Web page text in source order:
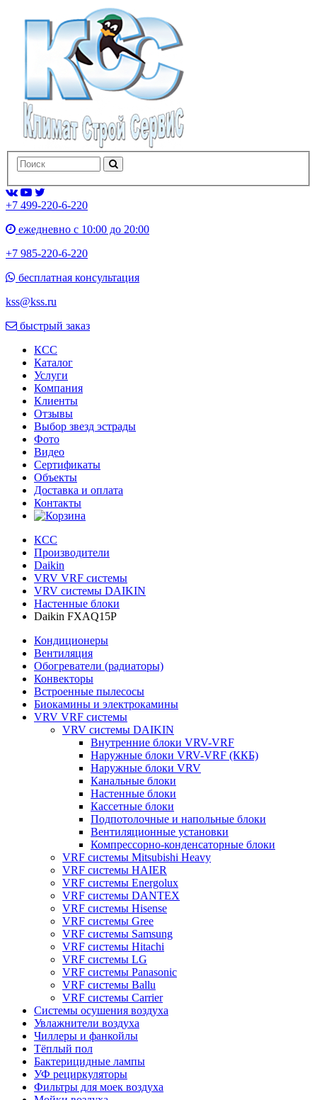
+7 499-220-6-220
ежедневно с 10:00 до 20:00
+7 985-220-6-220
бесплатная консультация
kss@kss.ru
быстрый заказ
КСС
Каталог
Услуги
Компания
Клиенты
Oтзывы
Выбор звезд эстрады
Фото
Видео
Сертификаты
Объекты
Доставка и оплата
Контакты
КСС
Производители
Daikin
VRV VRF системы
VRV системы DAIKIN
Настенные блоки
Daikin FXAQ15P
Кондиционеры
Вентиляция
Обогреватели (радиаторы)
Конвекторы
Встроенные пылесосы
Биокамины и электрокамины
VRV VRF системы
VRV системы DAIKIN
Внутренние блоки VRV-VRF
Наружные блоки VRV-VRF (ККБ)
Наружные блоки VRV
Канальные блоки
Настенные блоки
Кассетные блоки
Подпотолочные и напольные блоки
Вентиляционные установки
Компрессорно-конденсаторные блоки
VRF системы Mitsubishi Heavy
VRF системы HAIER
VRF системы Energolux
VRF системы DANTEX
VRF системы Hisense
VRF системы Gree
VRF системы Samsung
VRF системы Hitachi
VRF системы LG
VRF системы Panasonic
VRF системы Ballu
VRF системы Carrier
Системы осушения воздуха
Увлажнители воздуха
Чиллеры и фанкойлы
Тёплый пол
Бактерицидные лампы
УФ рециркуляторы
Фильтры для моек воздуха